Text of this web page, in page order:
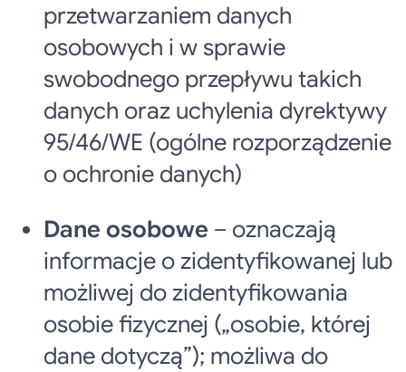
przetwarzaniem danych
osobowych i w sprawie
swobodnego przepływu takich
danych oraz uchylenia dyrektywy
95/46/WE (ogólne rozporządzenie
o ochronie danych)
Dane osobowe – oznaczają
informacje o zidentyfikowanej lub
możliwej do zidentyfikowania
osobie fizycznej („osobie, której
dane dotyczą”); możliwa do